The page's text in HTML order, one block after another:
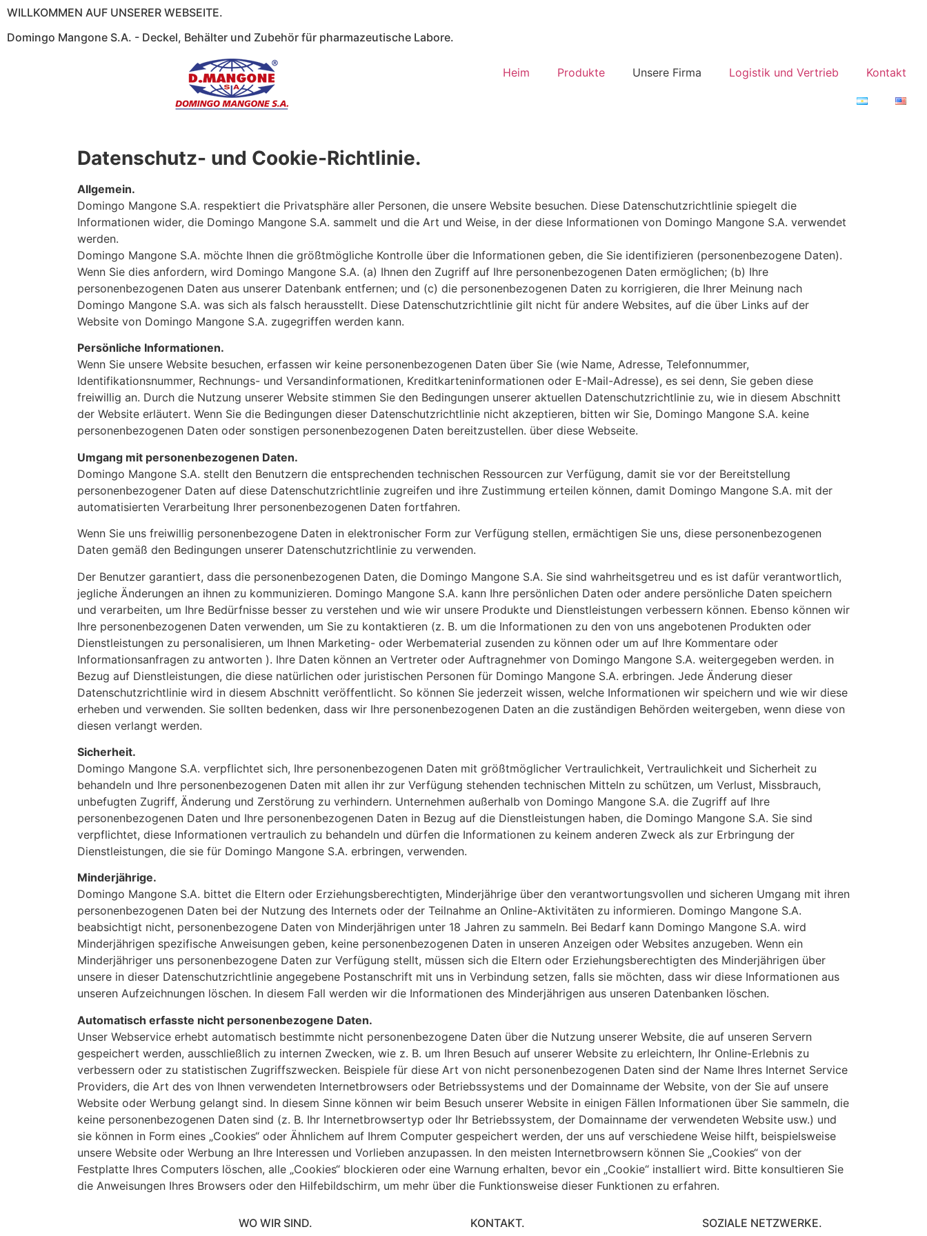
WILLKOMMEN AUF UNSERER WEBSEITE.
Domingo Mangone S.A. - Deckel, Behälter und Zubehör für pharmazeutische Labore.
Heim Produkte Unsere Firma Logistik und Vertrieb Kontakt
Datenschutz- und Cookie-Richtlinie.
Allgemein.
Domingo Mangone S.A. respektiert die Privatsphäre aller Personen, die unsere Website besuchen. Diese Datenschutzrichtlinie spiegelt die
Informationen wider, die Domingo Mangone S.A. sammelt und die Art und Weise, in der diese Informationen von Domingo Mangone S.A. verwendet
werden.
Domingo Mangone S.A. möchte Ihnen die größtmögliche Kontrolle über die Informationen geben, die Sie identifizieren (personenbezogene Daten).
Wenn Sie dies anfordern, wird Domingo Mangone S.A. (a) Ihnen den Zugriff auf Ihre personenbezogenen Daten ermöglichen; (b) Ihre
personenbezogenen Daten aus unserer Datenbank entfernen; und (c) die personenbezogenen Daten zu korrigieren, die Ihrer Meinung nach
Domingo Mangone S.A. was sich als falsch herausstellt. Diese Datenschutzrichtlinie gilt nicht für andere Websites, auf die über Links auf der
Website von Domingo Mangone S.A. zugegriffen werden kann.
Persönliche Informationen.
Wenn Sie unsere Website besuchen, erfassen wir keine personenbezogenen Daten über Sie (wie Name, Adresse, Telefonnummer,
Identifikationsnummer, Rechnungs- und Versandinformationen, Kreditkarteninformationen oder E-Mail-Adresse), es sei denn, Sie geben diese
freiwillig an. Durch die Nutzung unserer Website stimmen Sie den Bedingungen unserer aktuellen Datenschutzrichtlinie zu, wie in diesem Abschnitt
der Website erläutert. Wenn Sie die Bedingungen dieser Datenschutzrichtlinie nicht akzeptieren, bitten wir Sie, Domingo Mangone S.A. keine
personenbezogenen Daten oder sonstigen personenbezogenen Daten bereitzustellen. über diese Webseite.
Umgang mit personenbezogenen Daten.
Domingo Mangone S.A. stellt den Benutzern die entsprechenden technischen Ressourcen zur Verfügung, damit sie vor der Bereitstellung
personenbezogener Daten auf diese Datenschutzrichtlinie zugreifen und ihre Zustimmung erteilen können, damit Domingo Mangone S.A. mit der
automatisierten Verarbeitung Ihrer personenbezogenen Daten fortfahren.
Wenn Sie uns freiwillig personenbezogene Daten in elektronischer Form zur Verfügung stellen, ermächtigen Sie uns, diese personenbezogenen
Daten gemäß den Bedingungen unserer Datenschutzrichtlinie zu verwenden.
Der Benutzer garantiert, dass die personenbezogenen Daten, die Domingo Mangone S.A. Sie sind wahrheitsgetreu und es ist dafür verantwortlich,
jegliche Änderungen an ihnen zu kommunizieren. Domingo Mangone S.A. kann Ihre persönlichen Daten oder andere persönliche Daten speichern
und verarbeiten, um Ihre Bedürfnisse besser zu verstehen und wie wir unsere Produkte und Dienstleistungen verbessern können. Ebenso können wir
Ihre personenbezogenen Daten verwenden, um Sie zu kontaktieren (z. B. um die Informationen zu den von uns angebotenen Produkten oder
Dienstleistungen zu personalisieren, um Ihnen Marketing- oder Werbematerial zusenden zu können oder um auf Ihre Kommentare oder
Informationsanfragen zu antworten ). Ihre Daten können an Vertreter oder Auftragnehmer von Domingo Mangone S.A. weitergegeben werden. in
Bezug auf Dienstleistungen, die diese natürlichen oder juristischen Personen für Domingo Mangone S.A. erbringen. Jede Änderung dieser
Datenschutzrichtlinie wird in diesem Abschnitt veröffentlicht. So können Sie jederzeit wissen, welche Informationen wir speichern und wie wir diese
erheben und verwenden. Sie sollten bedenken, dass wir Ihre personenbezogenen Daten an die zuständigen Behörden weitergeben, wenn diese von
diesen verlangt werden.
Sicherheit.
Domingo Mangone S.A. verpflichtet sich, Ihre personenbezogenen Daten mit größtmöglicher Vertraulichkeit, Vertraulichkeit und Sicherheit zu
behandeln und Ihre personenbezogenen Daten mit allen ihr zur Verfügung stehenden technischen Mitteln zu schützen, um Verlust, Missbrauch,
unbefugten Zugriff, Änderung und Zerstörung zu verhindern. Unternehmen außerhalb von Domingo Mangone S.A. die Zugriff auf Ihre
personenbezogenen Daten und Ihre personenbezogenen Daten in Bezug auf die Dienstleistungen haben, die Domingo Mangone S.A. Sie sind
verpflichtet, diese Informationen vertraulich zu behandeln und dürfen die Informationen zu keinem anderen Zweck als zur Erbringung der
Dienstleistungen, die sie für Domingo Mangone S.A. erbringen, verwenden.
Minderjährige.
Domingo Mangone S.A. bittet die Eltern oder Erziehungsberechtigten, Minderjährige über den verantwortungsvollen und sicheren Umgang mit ihren
personenbezogenen Daten bei der Nutzung des Internets oder der Teilnahme an Online-Aktivitäten zu informieren. Domingo Mangone S.A.
beabsichtigt nicht, personenbezogene Daten von Minderjährigen unter 18 Jahren zu sammeln. Bei Bedarf kann Domingo Mangone S.A. wird
Minderjährigen spezifische Anweisungen geben, keine personenbezogenen Daten in unseren Anzeigen oder Websites anzugeben. Wenn ein
Minderjähriger uns personenbezogene Daten zur Verfügung stellt, müssen sich die Eltern oder Erziehungsberechtigten des Minderjährigen über
unsere in dieser Datenschutzrichtlinie angegebene Postanschrift mit uns in Verbindung setzen, falls sie möchten, dass wir diese Informationen aus
unseren Aufzeichnungen löschen. In diesem Fall werden wir die Informationen des Minderjährigen aus unseren Datenbanken löschen.
Automatisch erfasste nicht personenbezogene Daten.
Unser Webservice erhebt automatisch bestimmte nicht personenbezogene Daten über die Nutzung unserer Website, die auf unseren Servern
gespeichert werden, ausschließlich zu internen Zwecken, wie z. B. um Ihren Besuch auf unserer Website zu erleichtern, Ihr Online-Erlebnis zu
verbessern oder zu statistischen Zugriffszwecken. Beispiele für diese Art von nicht personenbezogenen Daten sind der Name Ihres Internet Service
Providers, die Art des von Ihnen verwendeten Internetbrowsers oder Betriebssystems und der Domainname der Website, von der Sie auf unsere
Website oder Werbung gelangt sind. In diesem Sinne können wir beim Besuch unserer Website in einigen Fällen Informationen über Sie sammeln, die
keine personenbezogenen Daten sind (z. B. Ihr Internetbrowsertyp oder Ihr Betriebssystem, der Domainname der verwendeten Website usw.) und
sie können in Form eines „Cookies“ oder Ähnlichem auf Ihrem Computer gespeichert werden, der uns auf verschiedene Weise hilft, beispielsweise
unsere Website oder Werbung an Ihre Interessen und Vorlieben anzupassen. In den meisten Internetbrowsern können Sie „Cookies“ von der
Festplatte Ihres Computers löschen, alle „Cookies“ blockieren oder eine Warnung erhalten, bevor ein „Cookie“ installiert wird. Bitte konsultieren Sie
die Anweisungen Ihres Browsers oder den Hilfebildschirm, um mehr über die Funktionsweise dieser Funktionen zu erfahren.
WO WIR SIND. KONTAKT. SOZIALE NETZWERKE.